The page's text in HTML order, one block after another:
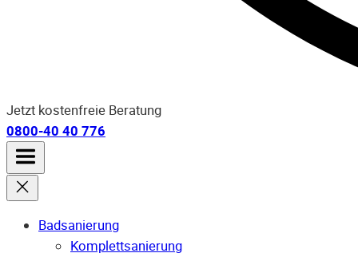
Jetzt kostenfreie Beratung
0800-40 40 776
Badsanierung
Komplettsanierung